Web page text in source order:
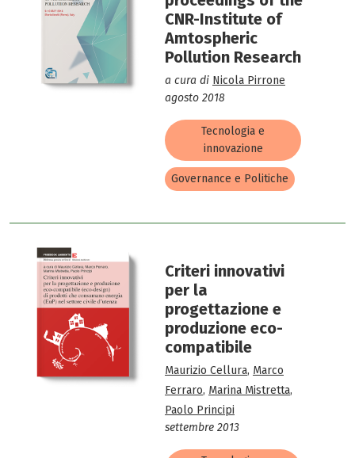
CNR-Institute of
Amtospheric
Pollution Research
a cura di Nicola Pirrone
agosto 2018
Tecnologia e
innovazione
Governance e Politiche
Criteri innovativi
per la
progettazione e
produzione eco-
compatibile
Maurizio Cellura, Marco
Ferraro, Marina Mistretta,
Paolo Principi
settembre 2013